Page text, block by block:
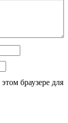
браузере для